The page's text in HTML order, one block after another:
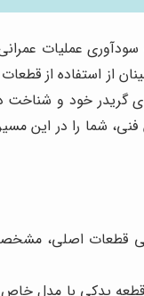
عملیات عمرانی
از استفاده از
خود و شناخت
شما را در این
قطعات اصلی،
یدکی با مدل